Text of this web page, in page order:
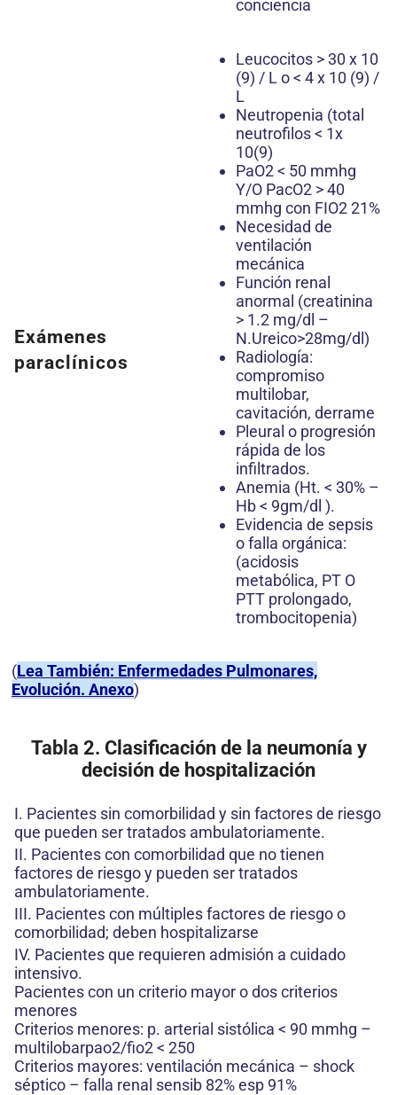
conciencia
Exámenes
paraclínicos
Leucocitos > 30 x 10
(9) / L o < 4 x 10 (9) /
L
Neutropenia (total
neutrofilos < 1x
10(9)
PaO2 < 50 mmhg
Y/O PacO2 > 40
mmhg con FIO2 21%
Necesidad de
ventilación
mecánica
Función renal
anormal (creatinina
> 1.2 mg/dl –
N.Ureico>28mg/dl)
Radiología:
compromiso
multilobar,
cavitación, derrame
Pleural o progresión
rápida de los
infiltrados.
Anemia (Ht. < 30% –
Hb < 9gm/dl ).
Evidencia de sepsis
o falla orgánica:
(acidosis
metabólica, PT O
PTT prolongado,
trombocitopenia)
(Lea También: Enfermedades Pulmonares,
Evolución. Anexo)
Tabla 2. Clasificación de la neumonía y
decisión de hospitalización
I. Pacientes sin comorbilidad y sin factores de riesgo
que pueden ser tratados ambulatoriamente.
II. Pacientes con comorbilidad que no tienen
factores de riesgo y pueden ser tratados
ambulatoriamente.
III. Pacientes con múltiples factores de riesgo o
comorbilidad; deben hospitalizarse
IV. Pacientes que requieren admisión a cuidado
intensivo.
Pacientes con un criterio mayor o dos criterios
menores
Criterios menores: p. arterial sistólica < 90 mmhg –
multilobarpao2/fio2 < 250
Criterios mayores: ventilación mecánica – shock
séptico – falla renal sensib 82% esp 91%